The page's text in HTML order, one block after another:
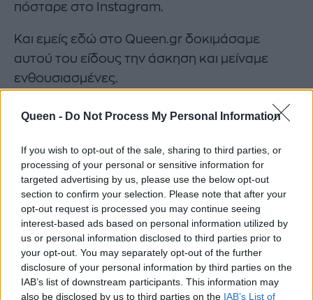
Queen - Do Not Process My Personal Information
If you wish to opt-out of the sale, sharing to third parties, or
processing of your personal or sensitive information for
targeted advertising by us, please use the below opt-out
section to confirm your selection. Please note that after your
opt-out request is processed you may continue seeing
interest-based ads based on personal information utilized by
us or personal information disclosed to third parties prior to
your opt-out. You may separately opt-out of the further
disclosure of your personal information by third parties on the
IAB’s list of downstream participants. This information may
also be disclosed by us to third parties on the IAB’s List of
πόσταρε στο Instagram.
Και εμείς εδώ στο Queen.gr δοκιμάσαμε
αυτού του είδους την άσκηση και μείναμε
ενθουσιασμένες.
Το surfset θα γίνει η νέα σου fitness εμμονή
https://www.instagram.com/p/
ΚΑΤΙΑ ΖΥΓΟΥΛΗ ΕΛΛΗΝΕΣ CELEBRITIES
ΤΙ ΑΝΕΒΑΣΑΝ ΟΙ ΔΙΑΣΗΜΟΙ ΣΤΟ INSTAGRAM